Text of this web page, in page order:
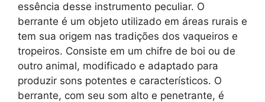
essência desse instrumento peculiar. O
berrante é um objeto utilizado em áreas rurais e
tem sua origem nas tradições dos vaqueiros e
tropeiros. Consiste em um chifre de boi ou de
outro animal, modificado e adaptado para
produzir sons potentes e característicos. O
berrante, com seu som alto e penetrante, é